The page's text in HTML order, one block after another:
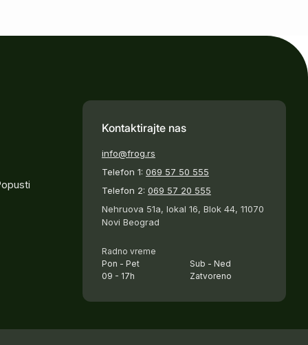
Kontaktirajte nas
info@frog.rs
Telefon 1: 069 57 50 555
Telefon 2: 069 57 20 555
Nehruova 51a, lokal 16, Blok 44, 11070
Novi Beograd
Radno vreme
Pon - Pet
09 - 17h
Sub - Ned
Zatvoreno